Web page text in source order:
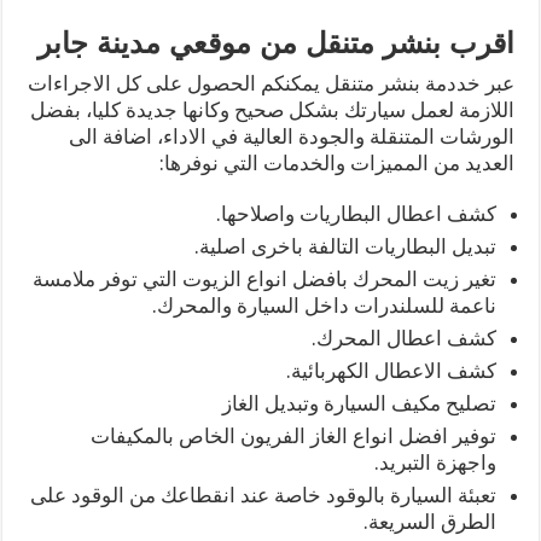
اقرب بنشر متنقل من موقعي مدينة جابر
عبر خددمة بنشر متنقل يمكنكم الحصول على كل الاجراءات
اللازمة لعمل سيارتك بشكل صحيح وكانها جديدة كليا، بفضل
الورشات المتنقلة والجودة العالية في الاداء، اضافة الى
العديد من المميزات والخدمات التي نوفرها:
كشف اعطال البطاريات واصلاحها.
تبديل البطاريات التالفة باخرى اصلية.
تغير زيت المحرك بافضل انواع الزيوت التي توفر ملامسة
ناعمة للسلندرات داخل السيارة والمحرك.
كشف اعطال المحرك.
كشف الاعطال الكهربائية.
تصليح مكيف السيارة وتبديل الغاز
توفير افضل انواع الغاز الفريون الخاص بالمكيفات
واجهزة التبريد.
تعبئة السيارة بالوقود خاصة عند انقطاعك من الوقود على
الطرق السريعة.